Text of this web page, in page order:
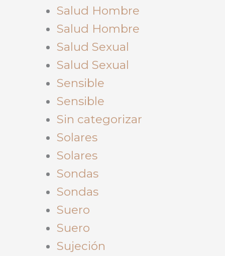
Salud Hombre
Salud Hombre
Salud Sexual
Salud Sexual
Sensible
Sensible
Sin categorizar
Solares
Solares
Sondas
Sondas
Suero
Suero
Sujeción